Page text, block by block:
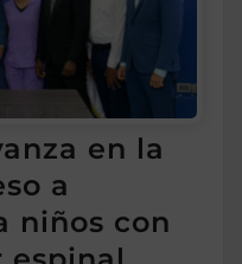
en la
a
niños con